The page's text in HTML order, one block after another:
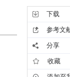
下载
参考文
分享
收藏